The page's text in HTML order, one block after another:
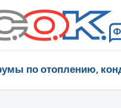
по отоплению,